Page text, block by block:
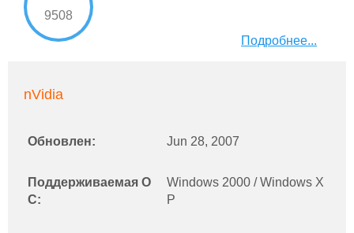
9508
Подробнее...
nVidia
Обновлен: Jun 28, 2007
Поддерживаемая О
С:
Windows 2000 / Windows X
P